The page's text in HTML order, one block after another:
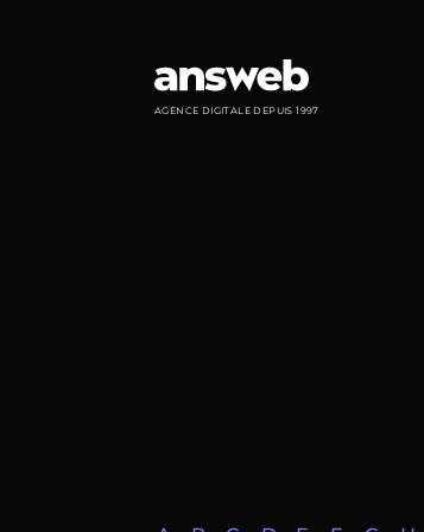
AGENCE DIGITALE DEPUIS 1997